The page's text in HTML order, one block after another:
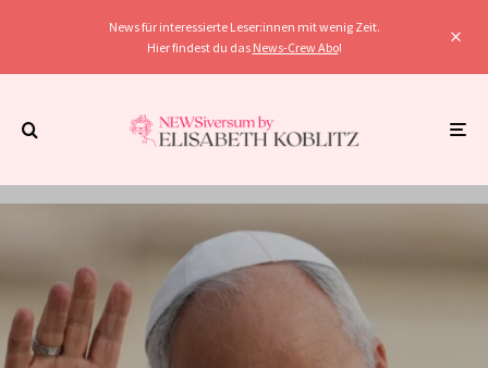
News für interessierte Leser:innen mit wenig Zeit.
Hier findest du das News-Crew Abo!